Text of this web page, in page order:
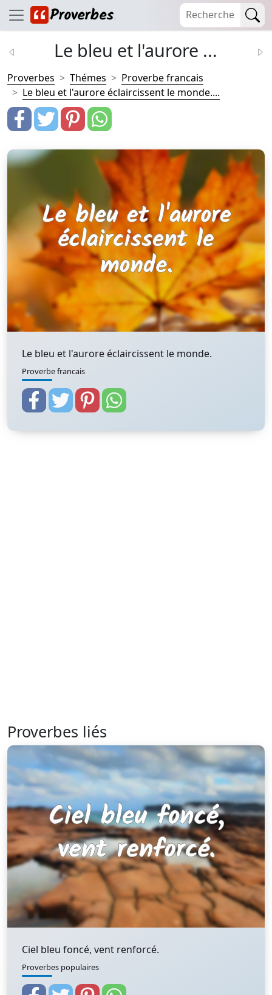
Le bleu et l'aurore ...
Proverbes Thémes
Proverbe francais
Le bleu et l'aurore éclaircissent le monde....
Le bleu et l'aurore éclaircissent le monde.
Proverbe francais
Proverbes liés
Ciel bleu foncé, vent renforcé.
Proverbes populaires